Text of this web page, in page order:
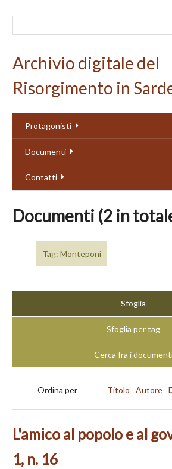
Archivio digitale del
Risorgimento in
Protagonisti
Documenti
Contatti
Documenti (2 in
Tag: Monteponi
Sfoglia
Sfoglia per tag
Cerca fra i
Ordina per Titolo Autore
L'amico al popolo e al
1, n. 16